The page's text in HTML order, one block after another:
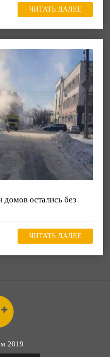
ЧИТАТЬ ДАЛЕЕ
домов остались без
ЧИТАТЬ ДАЛЕЕ
2019